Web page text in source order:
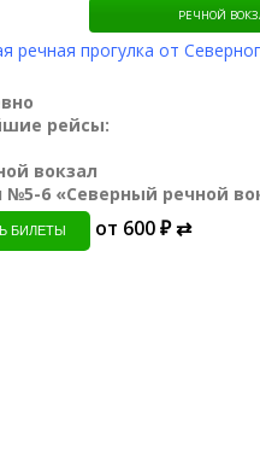
РЕЧНОЙ
речная прогулка от
рейсы:
вокзал
№5-6 «Северный речной
БИЛЕТЫ от 600 ₽ ⇄